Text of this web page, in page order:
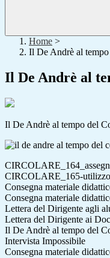
Home >
Il De Andrè al
Il De Andrè al
Il De Andrè al tempo del
CIRCOLARE_165-
Consegna materiale
Consegna materiale
Lettera del Dirigente agli
Lettera del Dirigente ai
Il De Andrè al tempo del
Intervista Impossibile
Consegna materiale